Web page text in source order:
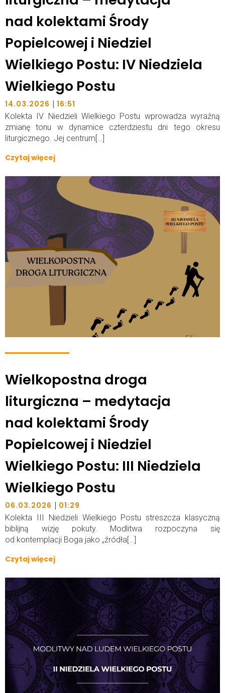
nad kolektami Środy
Popielcowej i Niedziel
Wielkiego Postu: IV Niedziela
Wielkiego Postu
14.03.2026 | 16:51
Kolekta IV Niedzieli Wielkiego Postu wprowadza wyraźną
zmianę tonu w dynamice czterdziestu dni tego okresu
liturgicznego. Jej centrum[…]
Czytaj więcej
Wielkopostna droga
liturgiczna – medytacja
nad kolektami Środy
Popielcowej i Niedziel
Wielkiego Postu: III Niedziela
Wielkiego Postu
06.03.2026 | 01:29
Kolekta III Niedzieli Wielkiego Postu streszcza klasyczną
biblijną wizję pokuty. Modlitwa rozpoczyna się
od kontemplacji Boga jako „źródła[…]
Czytaj więcej